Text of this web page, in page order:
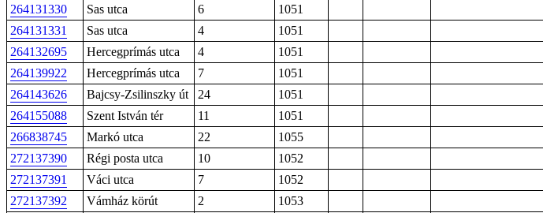
264131330
Sas utca 6 1051
264131331
Sas utca 4 1051
264132695
Hercegprímás utca 4 1051
264139922
Hercegprímás utca 7 1051
264143626
Bajcsy-Zsilinszky út 24 1051
264155088
Szent István tér 11 1051
266838745
Markó utca 22 1055
272137390
Régi posta utca 10 1052
272137391
Váci utca 7 1052
272137392
Vámház körút 2 1053